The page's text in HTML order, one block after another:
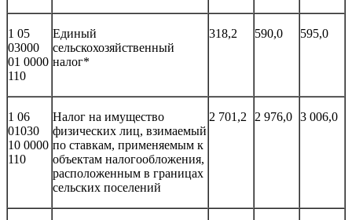
1 05
03000
01 0000
110
Единый
сельскохозяйственный
налог*
318,2 590,0 595,0
1 06
01030
10 0000
110
Налог на имущество
физических лиц, взимаемый
по ставкам, применяемым к
объектам налогообложения,
расположенным в границах
сельских поселений
2 701,2 2 976,0 3 006,0